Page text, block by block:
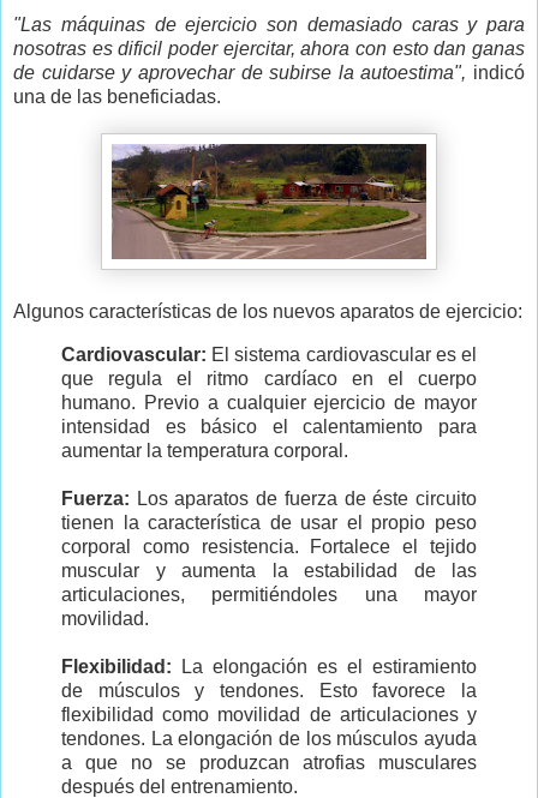
"Las máquinas de ejercicio son demasiado caras y para
nosotras es dificil poder ejercitar, ahora con esto dan ganas
de cuidarse y aprovechar de subirse la autoestima", indicó
una de las beneficiadas.
Algunos características de los nuevos aparatos de ejercicio:
Cardiovascular: El sistema cardiovascular es el
que regula el ritmo cardíaco en el cuerpo
humano. Previo a cualquier ejercicio de mayor
intensidad es básico el calentamiento para
aumentar la temperatura corporal.
Fuerza: Los aparatos de fuerza de éste circuito
tienen la característica de usar el propio peso
corporal como resistencia. Fortalece el tejido
muscular y aumenta la estabilidad de las
articulaciones, permitiéndoles una mayor
movilidad.
Flexibilidad:
La elongación es el estiramiento
de músculos y tendones. Esto favorece la
flexibilidad como movilidad de articulaciones y
tendones. La elongación de los músculos ayuda
a que no se produzcan atrofias musculares
después del entrenamiento.